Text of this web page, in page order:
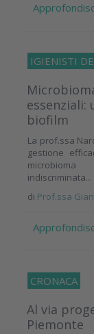
IGIENISTI
biofilm
La prof.ssa
gestione
indiscriminata...
di Prof.ssa
CRONACA
Al via
Piemonte